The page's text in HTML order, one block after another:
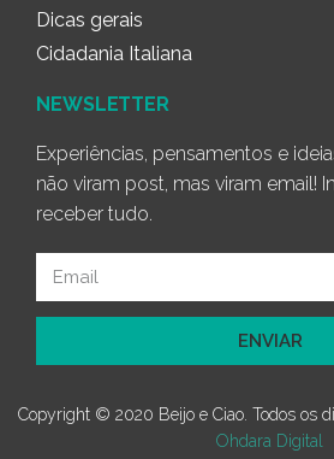
Dicas gerais
Cidadania Italiana
NEWSLETTER
Experiências, pensamentos e
não viram post, mas viram email!
receber tudo.
ENVIAR
Copyright © 2020 Beijo e Ciao. Todos os
Ohdara Digital